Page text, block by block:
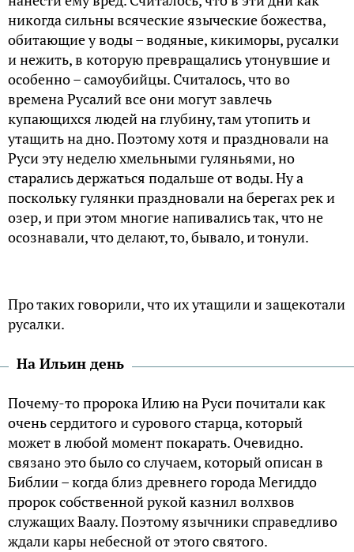
никогда сильны всяческие языческие божества,
обитающие у воды – водяные, кикиморы, русалки
и нежить, в которую превращались утонувшие и
особенно – самоубийцы. Считалось, что во
времена Русалий все они могут завлечь
купающихся людей на глубину, там утопить и
утащить на дно. Поэтому хотя и праздновали на
Руси эту неделю хмельными гуляньями, но
старались держаться подальше от воды. Ну а
поскольку гулянки праздновали на берегах рек и
озер, и при этом многие напивались так, что не
осознавали, что делают, то, бывало, и тонули.
Про таких говорили, что их утащили и защекотали
русалки.
На Ильин день
Почему-то пророка Илию на Руси почитали как
очень сердитого и сурового старца, который
может в любой момент покарать. Очевидно.
связано это было со случаем, который описан в
Библии – когда близ древнего города Мегиддо
пророк собственной рукой казнил волхвов
служащих Ваалу. Поэтому язычники справедливо
ждали кары небесной от этого святого.